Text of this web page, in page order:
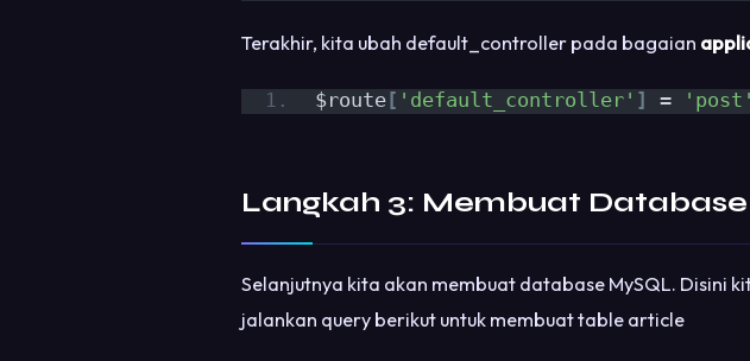
Terakhir, kita ubah default_controller pada bagaian
$route[ 'default_controller' ] = 'post'
Langkah 3: Membuat Database
Selanjutnya kita akan membuat database MySQL. Disini
jalankan query berikut untuk membuat table article